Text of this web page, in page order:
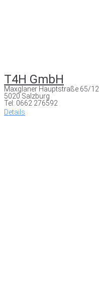
T4H GmbH
Maxglaner Hauptstraße 65/12
5020 Salzburg
Tel: 0662 276592
Details